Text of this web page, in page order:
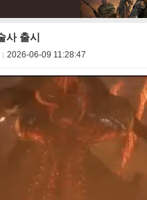
사 출시
2026-06-09 11:28:47